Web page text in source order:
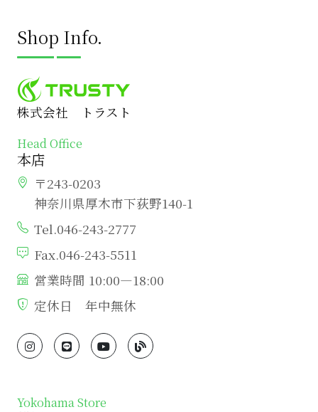
Shop Info.
株式会社 トラスト
Head Office
本店
〒243-0203
神奈川県厚木市下荻野140-1
Tel.046-243-2777
Fax.046-243-5511
営業時間 10:00―18:00
定休日 年中無休
Yokohama Store